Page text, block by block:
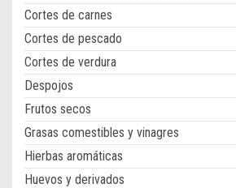
Cortes de carnes
Cortes de pescado
Cortes de verdura
Despojos
Frutos secos
Grasas comestibles y vinagres
Hierbas aromáticas
Huevos y derivados